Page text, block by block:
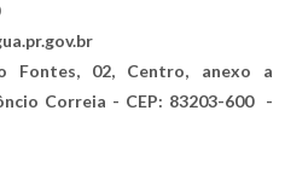
Fontes, 02, Centro, anexo a
Correia - CEP: 83203-600 -